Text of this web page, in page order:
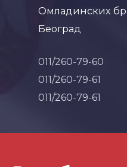
Омладинских
Београд
011/260-79-60
011/260-79-61
011/260-79-61